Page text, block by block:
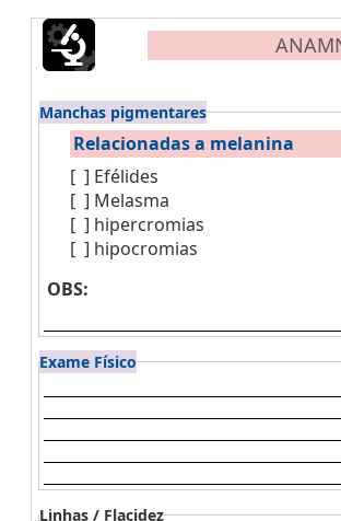
Manchas pigmentares
Relacionadas a melanina
[ ] Efélides
[ ] Melasma
[ ] hipercromias
[ ] hipocromias
OBS:
Exame Físico
Linhas / Flacidez